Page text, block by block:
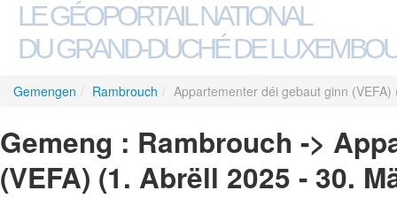
LE GÉOPORTAIL NATIONAL
DU GRAND-DUCHÉ DE
Gemengen / Rambrouch / Appartementer déi gebaut ginn
Gemeng : Rambrouch ->
(VEFA) (1. Abrëll 2025 - 30.